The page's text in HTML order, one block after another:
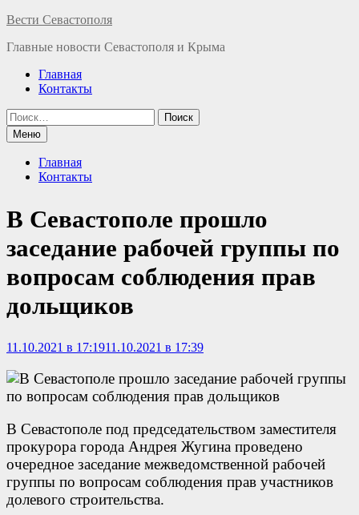
Перейти
содержимому
Вести Севастополя
Главные новости Севастополя и Крыма
Главная
Контакты
Найти:
Меню
Главная
Контакты
В Севастополе прошло
заседание рабочей группы по
вопросам соблюдения прав
дольщиков
11.10.2021 в 17:1911.10.2021 в 17:39
В Севастополе под председательством заместителя
прокурора города Андрея Жугина проведено
очередное заседание межведомственной рабочей
группы по вопросам соблюдения прав участников
долевого строительства.